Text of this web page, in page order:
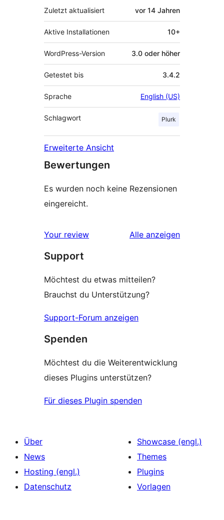
Zuletzt aktualisiert vor 14 Jahren
Aktive Installationen 10+
WordPress-Version 3.0 oder höher
Getestet bis 3.4.2
Sprache English (US)
Schlagwort Plurk
Erweiterte Ansicht
Bewertungen
Es wurden noch keine Rezensionen
eingereicht.
Your review Alle Rezensionen
anzeigen
Support
Möchtest du etwas mitteilen?
Brauchst du Unterstützung?
Support-Forum anzeigen
Spenden
Möchtest du die Weiterentwicklung
dieses Plugins unterstützen?
Für dieses Plugin spenden
Über
News
Hosting (engl.)
Datenschutz
Showcase (engl.)
Themes
Plugins
Vorlagen